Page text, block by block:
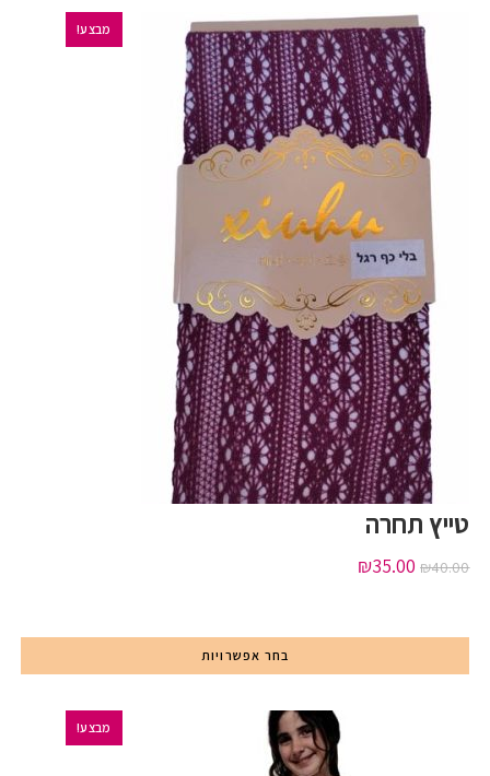
מבצע!
טייץ תחרה
₪40.00
₪35.00
בחר אפשרויות
מבצע!